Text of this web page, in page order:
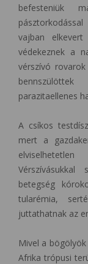
befesteniük
vajban
védekeznek a
vérszívó
parazitaellenes
A csíkos
mert a
Vérszívásukkal
betegség
tularémia,
juttathatnak az
Mivel a
Afrika trópusi